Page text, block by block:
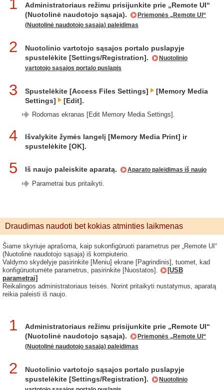
1
Administratoriaus režimu prisijunkite prie „Remote UI“
(Nuotolinė naudotojo sąsaja).
Priemonės „Remote UI“
(Nuotolinė naudotojo sąsaja) paleidimas
2
Nuotolinio vartotojo sąsajos portalo puslapyje
spustelėkite [Settings/Registration].
Nuotolinio
vartotojo sąsajos portalo puslapis
3 Spustelėkite [Access Files Settings]
[Memory Media
Settings]
[Edit].
Rodomas ekranas [Edit Memory Media Settings].
4
Išvalykite žymės langelį [Memory Media Print] ir
spustelėkite [OK].
5 Iš naujo paleiskite aparatą. Aparato paleidimas iš naujo
Parametrai bus pritaikyti.
Draudimas naudoti bet kokias atminties laikmenas
Šiame skyriuje aprašoma, kaip sukonfigūruoti parametrus per „Remote UI“
(Nuotolinė naudotojo sąsaja) iš kompiuterio.
Valdymo skydelyje pasirinkite [Meniu] ekrane [Pagrindinis], tuomet, kad
konfigūruotumėte parametrus, pasirinkite [Nuostatos].
[USB
parametrai]
Reikalingos administratoriaus teisės. Norint pritaikyti nustatymus, aparatą
reikia paleisti iš naujo.
1
Administratoriaus režimu prisijunkite prie „Remote UI“
(Nuotolinė naudotojo sąsaja).
Priemonės „Remote UI“
(Nuotolinė naudotojo sąsaja) paleidimas
2
Nuotolinio vartotojo sąsajos portalo puslapyje
spustelėkite [Settings/Registration].
Nuotolinio